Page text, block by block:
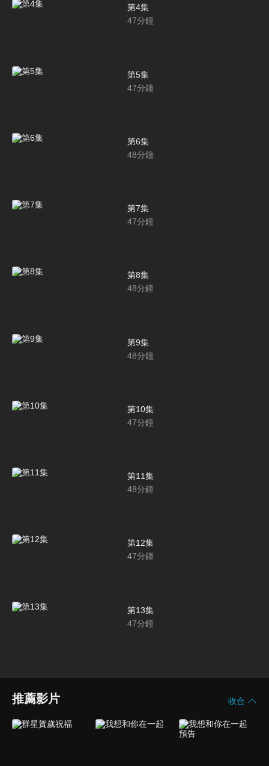
第4集
47分鐘
第5集
47分鐘
第6集
48分鐘
第7集
47分鐘
第8集
48分鐘
第9集
48分鐘
第10集
47分鐘
第11集
48分鐘
第12集
47分鐘
第13集
47分鐘
推薦影片 收合